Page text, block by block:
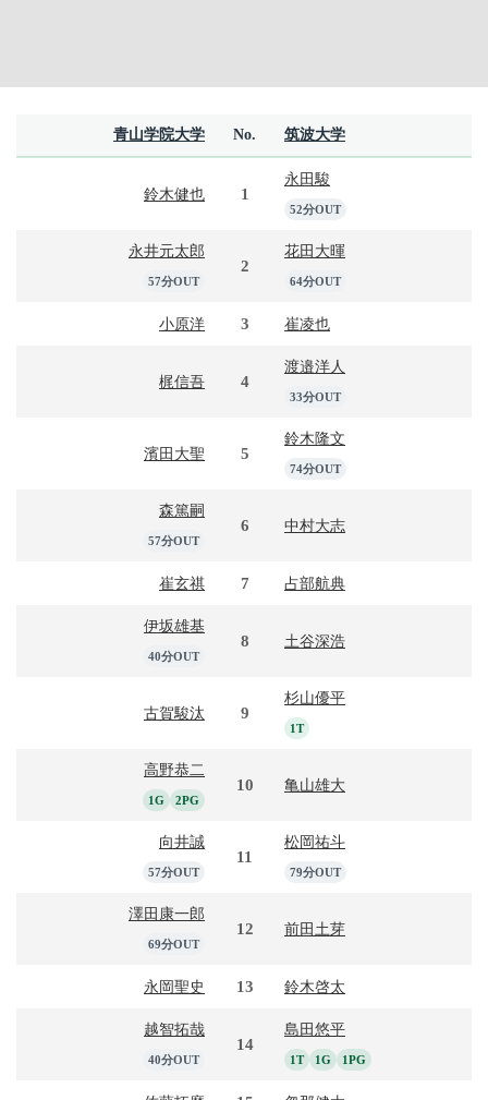
青山学院大学 No. 筑波大学
鈴木健也 1
永田駿
52分OUT
永井元太郎
57分OUT
2
花田大暉
64分OUT
小原洋 3 崔凌也
梶信吾 4
渡邉洋人
33分OUT
濱田大聖 5
鈴木隆文
74分OUT
森篤嗣
57分OUT
6 中村大志
崔玄祺 7 占部航典
伊坂雄基
40分OUT
8 土谷深浩
古賀駿汰 9
杉山優平
1T
高野恭二
1G 2PG
10 亀山雄大
向井誠
57分OUT
11
松岡祐斗
79分OUT
澤田康一郎
69分OUT
12 前田土芽
永岡聖史 13 鈴木啓太
越智拓哉
40分OUT
14
島田悠平
1T 1G 1PG